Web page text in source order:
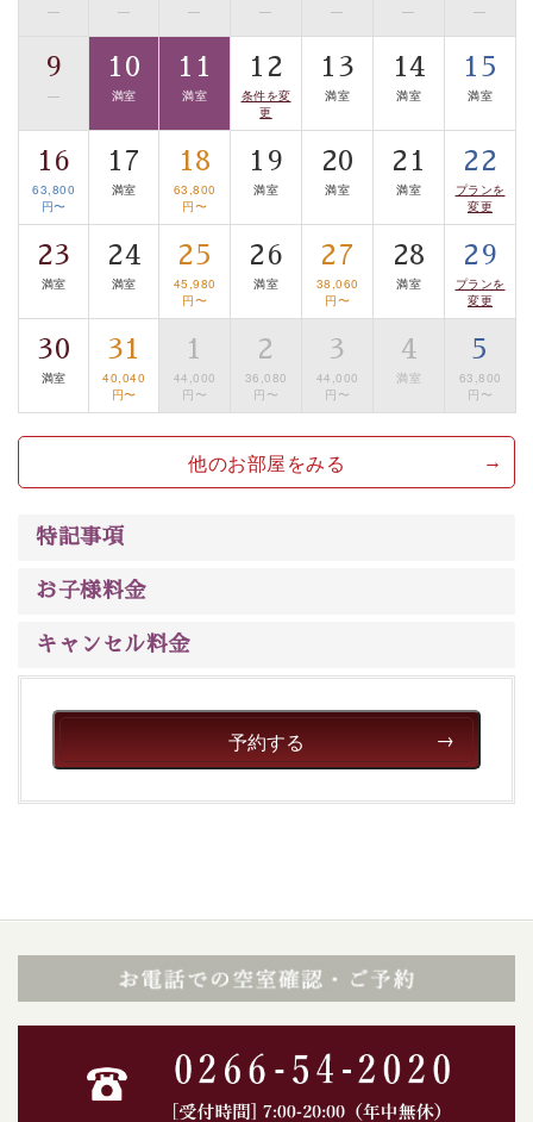
ご了承のほどお願いいたします。
■貸切温泉風呂 （40分無料）
眺望はございませんが、源泉掛け流しの温泉の質を楽し
む貸切温泉風呂です。ゆったりといやされるプライベー
トな空間をお愉しみください。
【旅】
■諏訪大社4社を巡る無料参拝バス
豊富な知識を持ったドライバー兼ガイドが諏訪大社をご
案内します。事前ご予約制ですので、ご利用ご希望の方
は【3日前まで】にお電話ください。
※交通規制などにより運行できない日がございます
※年末年始及び御柱祭前後は運行しておりません
以上がプラン内容です。
上諏訪温泉“しんゆ”なら諏訪大社など歴史ある諏訪の街
で心癒されます。 清らかな源泉、自然の恵みあるお食
いただける、美しく癒される宿で贅沢に幸せのときを安
— — — — — — —
9
—
10
満室
11
満室
12
条件を変
更
13
満室
14
満室
15
満室
16
63,800
円〜
17
満室
18
63,800
円〜
19
満室
20
満室
21
満室
22
プランを
変更
23
満室
24
満室
25
45,980
円〜
26
満室
27
38,060
円〜
28
満室
29
プランを
変更
30
満室
31
40,040
円〜
1
44,000
円〜
2
36,080
円〜
3
44,000
円〜
4
満室
5
63,800
円〜
他のお部屋をみる
特記事項
お子様料金
キャンセル料金
予約する